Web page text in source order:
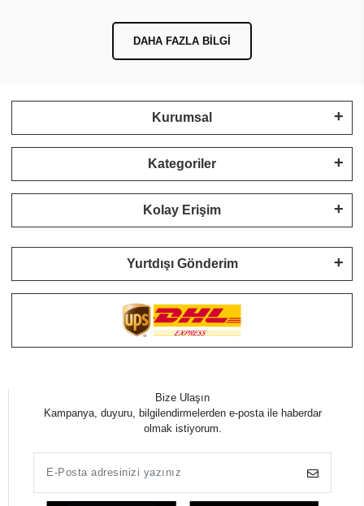
DAHA FAZLA BILGI
Kurumsal
Kategoriler
Kolay Erişim
Yurtdışı Gönderim
Bize Ulaşın
Kampanya, duyuru, bilgilendirmelerden e-posta ile haberdar
olmak istiyorum.